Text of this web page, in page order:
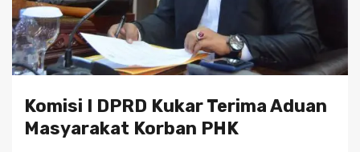
Komisi I DPRD Kukar Terima Aduan
Masyarakat Korban PHK